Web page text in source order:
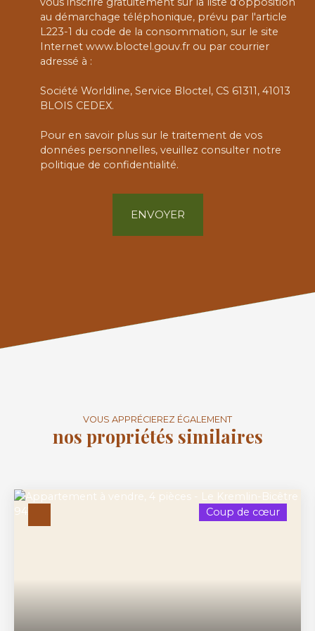
au démarchage téléphonique, prévu par l'article
L223-1 du code de la consommation, sur le site
Internet www.bloctel.gouv.fr ou par courrier
adressé à :
Société Worldline, Service Bloctel, CS 61311, 41013
BLOIS CEDEX.
Pour en savoir plus sur le traitement de vos
données personnelles, veuillez consulter notre
politique de confidentialité.
ENVOYER
VOUS APPRÉCIEREZ ÉGALEMENT
nos propriétés similaires
Coup de cœur